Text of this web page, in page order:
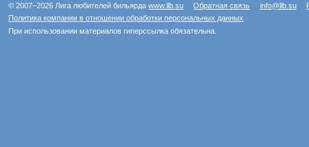
© 2007–2026 Лига любителей бильярдаwww.llb.su Обратная связь info@llb.su
Политика компании в отношении обработки персональных данных
При использовании материалов гиперссылка обязательна.